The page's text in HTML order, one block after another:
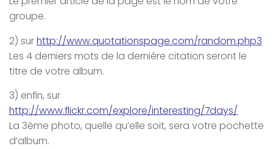
groupe.
2) surhttp://www.quotationspage.com/random.php3
Les 4 derniers mots de la dernière citation seront le
titre de votre album.
3) enfin, sur
http://www.flickr.com/explore/interesting/7days/
La 3ème photo, quelle qu’elle soit, sera votre pochette
d’album.